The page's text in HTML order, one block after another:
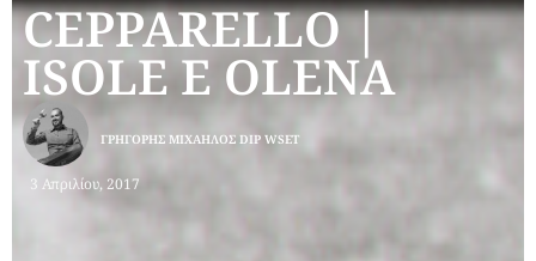
CEPPARELLO |
ISOLE E OLENA
3 Απριλίου, 2017
ΓΡΗΓΌΡΗΣ ΜΙΧΑΉΛΟΣ DIP WSET